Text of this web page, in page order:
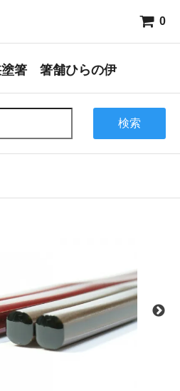
0
塗箸 箸舗ひらの伊
検索